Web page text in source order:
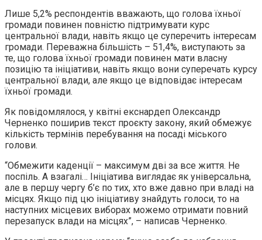
Лише 5,2% респондентів вважають, що голова їхньої
громади повинен повністю підтримувати курс
центральної влади, навіть якщо це суперечить інтересам
громади. Переважна більшість – 51,4%, виступають за
те, що голова їхньої громади повинен мати власну
позицію та ініціативи, навіть якщо вони суперечать курсу
центральної влади, але якщо це відповідає інтересам
їхньої громади.
Як повідомлялося, у квітні екснардеп Олександр
Черненко поширив текст проєкту закону, який обмежує
кількість термінів перебування на посаді міського
голови.
“Обмежити каденції – максимум дві за все життя. Не
поспіль. А взагалі… Ініціатива виглядає як універсальна,
але в першу чергу б’є по тих, хто вже давно при владі на
місцях. Якщо під цю ініціативу знайдуть голоси, то на
наступних місцевих виборах можемо отримати повний
перезапуск влади на місцях”, – написав Черненко.